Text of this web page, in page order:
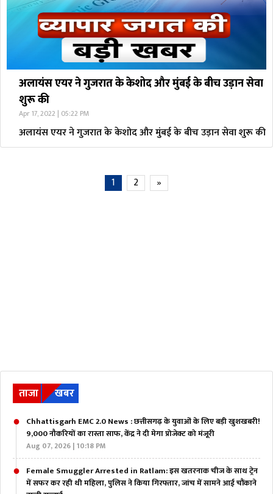
अलायंस एयर ने गुजरात के केशोद और मुंबई के बीच उड़ान सेवा
शुरू की
Apr 17, 2022 | 05:22 PM
अलायंस एयर ने गुजरात के केशोद और मुंबई के बीच उड़ान सेवा शुरू की
1 2 »
ताजा खबर
Chhattisgarh EMC 2.0 News : छत्तीसगढ़ के युवाओं के लिए बड़ी खुशखबरी!
9,000 नौकरियों का रास्ता साफ, केंद्र ने दी मेगा प्रोजेक्ट को मंजूरी
Aug 07, 2026 | 10:18 PM
Female Smuggler Arrested in Ratlam: इस खतरनाक चीज के साथ ट्रेन
में सफर कर रही थी महिला, पुलिस ने किया गिरफ्तार, जांच में सामने आई चौंकाने